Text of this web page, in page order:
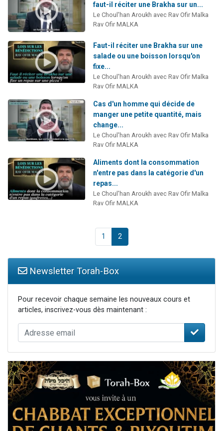
faut-il réciter une Brakha sur un...
Le Choul'han Aroukh avec Rav Ofir Malka
Rav Ofir MALKA
Faut-il réciter une Brakha sur une
salade ou une boisson lorsqu'on
fixe...
Le Choul'han Aroukh avec Rav Ofir Malka
Rav Ofir MALKA
Cas d'un homme qui décide de
manger une petite quantité, mais
change...
Le Choul'han Aroukh avec Rav Ofir Malka
Rav Ofir MALKA
Aliments dont la consommation
n'entre pas dans la catégorie d'un
repas...
Le Choul'han Aroukh avec Rav Ofir Malka
Rav Ofir MALKA
1 2
Newsletter Torah-Box
Pour recevoir chaque semaine les nouveaux cours et
articles, inscrivez-vous dès maintenant :